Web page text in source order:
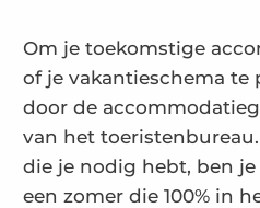
Onze brochures
Om je toekomstige
of je vakantieschema te
door de
van het
die je nodig hebt, ben
een zomer die 100% in